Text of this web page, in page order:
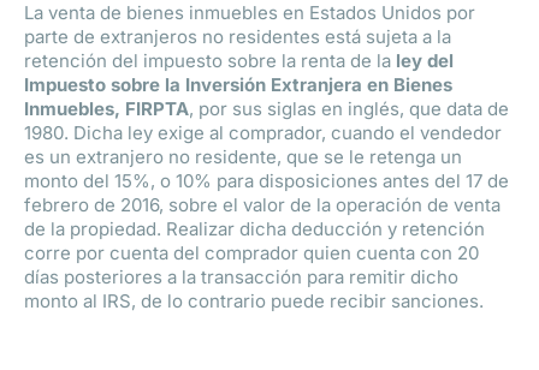
La venta de bienes inmuebles en Estados Unidos por
parte de extranjeros no residentes está sujeta a la
retención del impuesto sobre la renta de la ley del
Impuesto sobre la Inversión Extranjera en Bienes
Inmuebles, FIRPTA, por sus siglas en inglés, que data de
1980. Dicha ley exige al comprador, cuando el vendedor
es un extranjero no residente, que se le retenga un
monto del 15%, o 10% para disposiciones antes del 17 de
febrero de 2016, sobre el valor de la operación de venta
de la propiedad. Realizar dicha deducción y retención
corre por cuenta del comprador quien cuenta con 20
días posteriores a la transacción para remitir dicho
monto al IRS, de lo contrario puede recibir sanciones.